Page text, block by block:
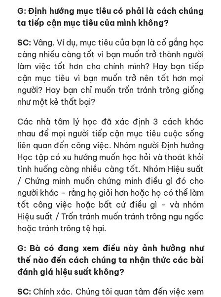
G: Định hướng mục tiêu có phải là cách chúng
ta tiếp cận mục tiêu của mình không?
SC: Vâng. Ví dụ, mục tiêu của bạn là cố gắng học
càng nhiều càng tốt vì bạn muốn trở thành người
làm việc tốt hơn cho chính mình? Hay bạn tiếp
cận mục tiêu vì bạn muốn trở nên tốt hơn mọi
người? Hay bạn chỉ muốn trốn tránh trông giống
như một kẻ thất bại?
Các nhà tâm lý học đã xác định 3 cách khác
nhau để mọi người tiếp cận mục tiêu cuộc sống
liên quan đến công việc. Nhóm người Định hướng
Học tập có xu hướng muốn học hỏi và thoát khỏi
tình huống càng nhiều càng tốt. Nhóm Hiệu suất
/ Chứng minh muốn chứng minh điều gì đó cho
người khác – rằng họ giỏi hơn hoặc họ có thể làm
tốt công việc hoặc bất cứ điều gì – và nhóm
Hiệu suất / Trốn tránh muốn tránh trông ngu ngốc
hoặc tránh trông tệ hại.
G: Bà có đang xem điều này ảnh hưởng như
thế nào đến cách chúng ta nhận thức các bài
đánh giá hiệu suất không?
SC: Chính xác. Chúng tôi quan tâm đến việc xem